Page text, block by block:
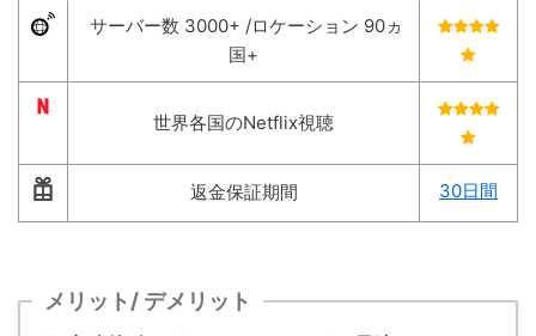
サーバー数 3000+ /ロケーション 90ヵ
国+
世界各国のNetflix視聴
返金保証期間 30日間
メリット/ デメリット